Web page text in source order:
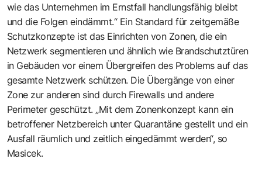
wie das Unternehmen im Ernstfall handlungsfähig bleibt
und die Folgen eindämmt.“ Ein Standard für zeitgemäße
Schutzkonzepte ist das Einrichten von Zonen, die ein
Netzwerk segmentieren und ähnlich wie Brandschutztüren
in Gebäuden vor einem Übergreifen des Problems auf das
gesamte Netzwerk schützen. Die Übergänge von einer
Zone zur anderen sind durch Firewalls und andere
Perimeter geschützt. „Mit dem Zonenkonzept kann ein
betroffener Netzbereich unter Quarantäne gestellt und ein
Ausfall räumlich und zeitlich eingedämmt werden“, so
Masicek.